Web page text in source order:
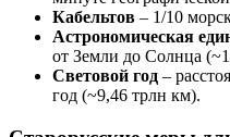
Кабельтов – 1/10
Астрономическая
от Земли до Солнца
Световой год –
год (~9,46 трлн км).